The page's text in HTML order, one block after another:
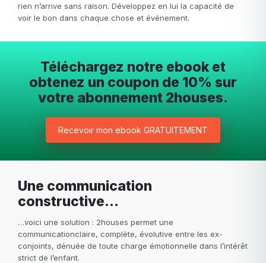
rien n’arrive sans raison. Développez en lui la capacité de
voir le bon dans chaque chose et événement.
Téléchargez notre ebook et
obtenez un coupon de 10% sur
votre abonnement 2houses.
Recevoir mon ebook GRATUITEMENT
Une communication
constructive…
…voici une solution : 2houses permet une
communicationclaire, complète, évolutive entre les ex-
conjoints, dénuée de toute charge émotionnelle dans l’intérêt
strict de l’enfant.